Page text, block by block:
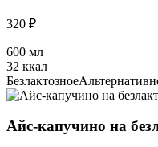
320 ₽
600 мл
32 ккал
Безлактозное
Айс-капучино на